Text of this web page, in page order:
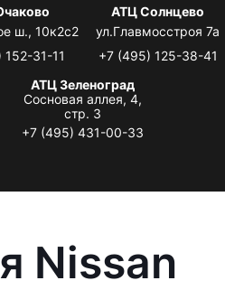
ш., 10к2с2
31-11
АТЦ Солнцево
ул.Главмосстроя 7а
+7 (495) 125-38-41
АТЦ Зеленоград
Сосновая аллея, 4,
стр. 3
+7 (495) 431-00-33
Nissan